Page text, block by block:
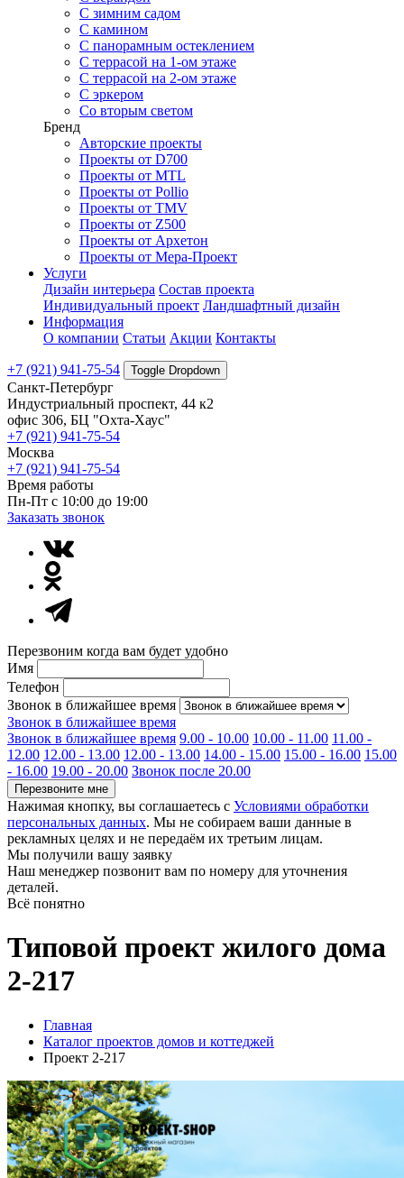
С зимним садом
С камином
С панорамным остеклением
С террасой на 1-ом этаже
С террасой на 2-ом этаже
С эркером
Со вторым светом
Бренд
Авторские проекты
Проекты от D700
Проекты от MTL
Проекты от Pollio
Проекты от TMV
Проекты от Z500
Проекты от Архетон
Проекты от Мера-Проект
Услуги
Дизайн интерьера Состав проекта
Индивидуальный проект Ландшафтный дизайн
Информация
О компании Статьи Акции Контакты
+7 (921) 941-75-54 Toggle Dropdown
Санкт-Петербург
Индустриальный проспект, 44 к2
офис 306, БЦ "Охта-Хаус"
+7 (921) 941-75-54
Москва
+7 (921) 941-75-54
Время работы
Пн-Пт с 10:00 до 19:00
Заказать звонок
Перезвоним когда вам будет удобно
Имя
Телефон
Звонок в ближайшее время
Звонок в ближайшее время
Звонок в ближайшее время 9.00 - 10.00 10.00 - 11.00 11.00 -
12.00 12.00 - 13.00 12.00 - 13.00 14.00 - 15.00 15.00 - 16.00 15.00
- 16.00 19.00 - 20.00 Звонок после 20.00
Перезвоните мне
Нажимая кнопку, вы соглашаетесь с Условиями обработки
персональных данных. Мы не собираем ваши данные в
рекламных целях и не передаём их третьим лицам.
Мы получили вашу заявку
Наш менеджер позвонит вам по номеру для уточнения
деталей.
Всё понятно
Типовой проект жилого дома
2-217
Главная
Каталог проектов домов и коттеджей
Проект 2-217